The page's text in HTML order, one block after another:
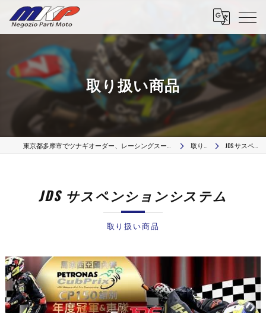
取り扱い商品
取り扱い商品 JDS サスペンションシステム
取り扱い商品
JDS サスペンションシステム